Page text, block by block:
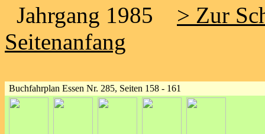
Jahrgang 1985
> Zur
Seitenanfang
Buchfahrplan Essen Nr. 285, Seiten 158 - 161